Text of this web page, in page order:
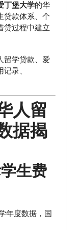
丁堡大学的华
贷款体系、个
贷过程中建立
留学贷款、爱
录、
人留
据揭
生费
年度数据，国